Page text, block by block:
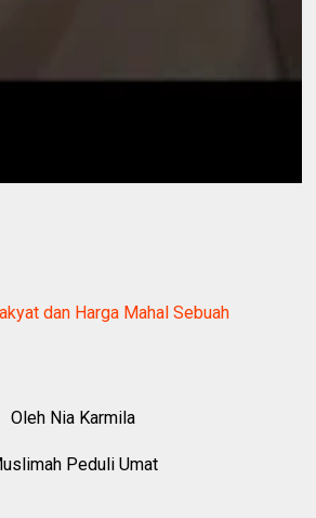
dan Harga Mahal Sebuah
Oleh Nia Karmila
Peduli Umat